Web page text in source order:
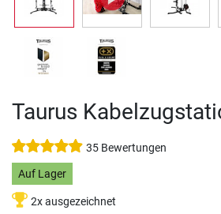
Taurus
35 Bewertungen
Auf Lager
2x ausgezeichnet